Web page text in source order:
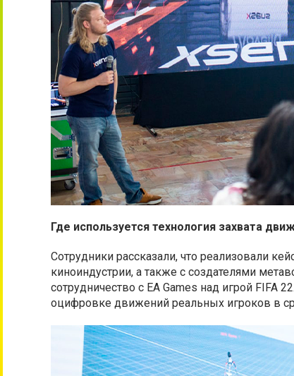
Где используется технология захвата
Сотрудники рассказали, что реализовали
киноиндустрии, а также с создателями
сотрудничество с EA Games над игрой FIFA
оцифровке движений реальных игроков в